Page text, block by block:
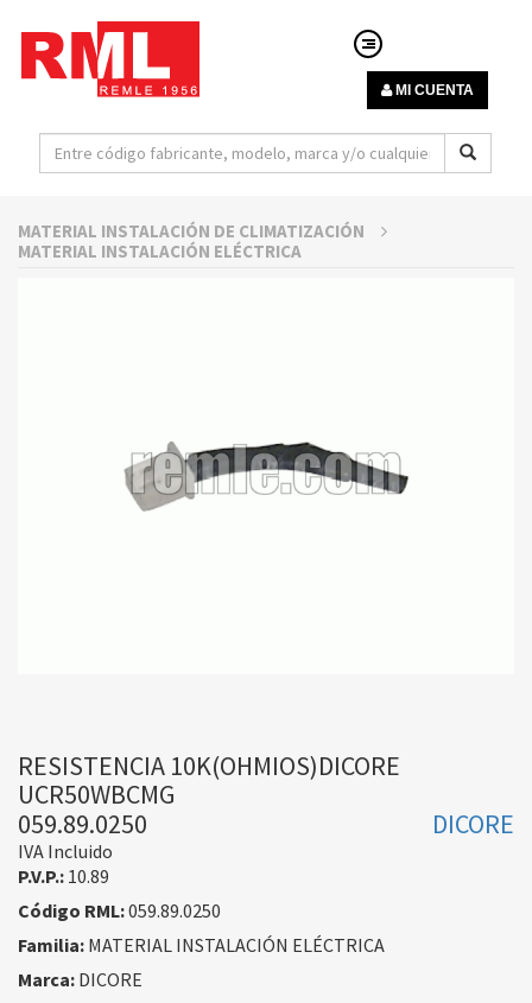
MI CUENTA
MATERIAL INSTALACIÓN DE CLIMATIZACIÓN
MATERIAL INSTALACIÓN ELÉCTRICA
RESISTENCIA 10K(OHMIOS)DICORE
UCR50WBCMG
059.89.0250
DICORE
IVA Incluido
P.V.P.: 10.89
Código RML:059.89.0250
Familia: MATERIAL INSTALACIÓN ELÉCTRICA
Marca: DICORE